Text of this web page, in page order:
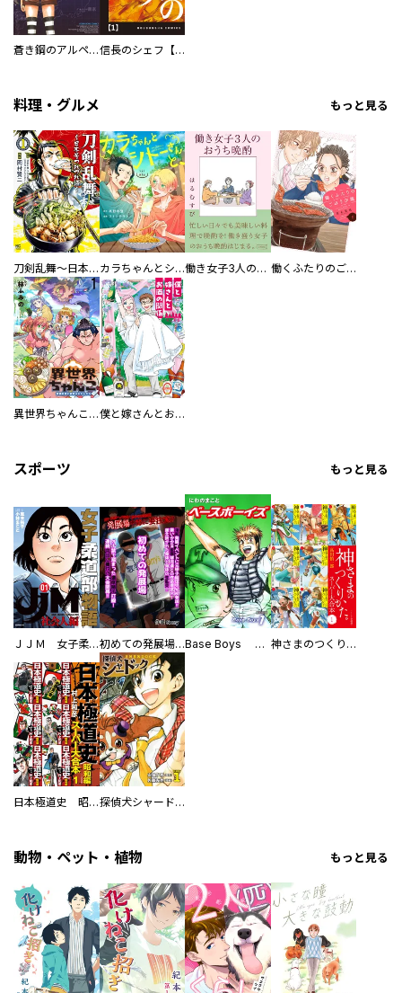
蒼き鋼のアルペジオ 信長のシェフ【単話版】
料理・グルメ もっと見る
刀剣乱舞～日本号つれづれ酒～ カラちゃんとシトーさんと、 【分冊版】 働き女子3人のおうち晩酌 働くふたりのごほうび飯
異世界ちゃんこ～横綱目前に召喚されたんだが～ 【連載版】 僕と嫁さんとお酒の関係
スポーツ もっと見る
ＪＪＭ 女子柔道部物語 社会人編 初めての発展場 【白抜き修正版】 Base Boys 新装版 神さまのつくりかた。スーパー大合本
日本極道史 昭和編 スーパー大合本 探偵犬シャードック（新装版）
動物・ペット・植物 もっと見る